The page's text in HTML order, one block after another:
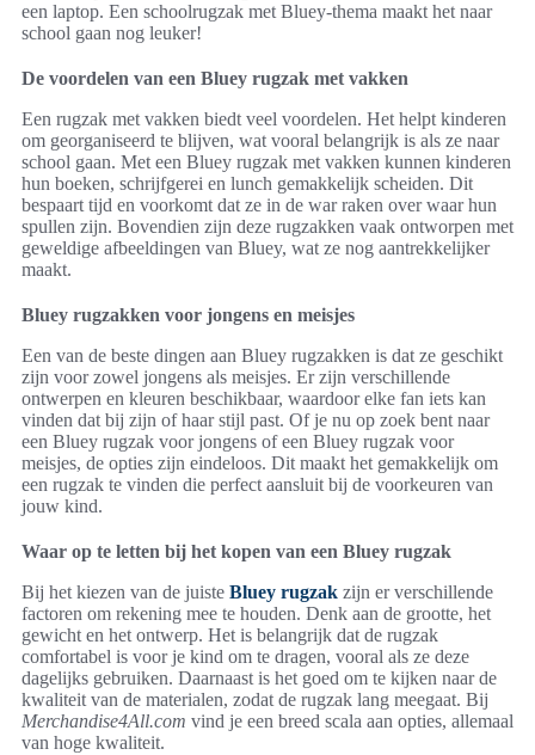
een laptop. Een schoolrugzak met Bluey-thema maakt het naar
school gaan nog leuker!
De voordelen van een Bluey rugzak met vakken
Een rugzak met vakken biedt veel voordelen. Het helpt kinderen
om georganiseerd te blijven, wat vooral belangrijk is als ze naar
school gaan. Met een Bluey rugzak met vakken kunnen kinderen
hun boeken, schrijfgerei en lunch gemakkelijk scheiden. Dit
bespaart tijd en voorkomt dat ze in de war raken over waar hun
spullen zijn. Bovendien zijn deze rugzakken vaak ontworpen met
geweldige afbeeldingen van Bluey, wat ze nog aantrekkelijker
maakt.
Bluey rugzakken voor jongens en meisjes
Een van de beste dingen aan Bluey rugzakken is dat ze geschikt
zijn voor zowel jongens als meisjes. Er zijn verschillende
ontwerpen en kleuren beschikbaar, waardoor elke fan iets kan
vinden dat bij zijn of haar stijl past. Of je nu op zoek bent naar
een Bluey rugzak voor jongens of een Bluey rugzak voor
meisjes, de opties zijn eindeloos. Dit maakt het gemakkelijk om
een rugzak te vinden die perfect aansluit bij de voorkeuren van
jouw kind.
Waar op te letten bij het kopen van een Bluey rugzak
Bij het kiezen van de juiste Bluey rugzak zijn er verschillende
factoren om rekening mee te houden. Denk aan de grootte, het
gewicht en het ontwerp. Het is belangrijk dat de rugzak
comfortabel is voor je kind om te dragen, vooral als ze deze
dagelijks gebruiken. Daarnaast is het goed om te kijken naar de
kwaliteit van de materialen, zodat de rugzak lang meegaat. Bij
Merchandise4All.com vind je een breed scala aan opties, allemaal
van hoge kwaliteit.